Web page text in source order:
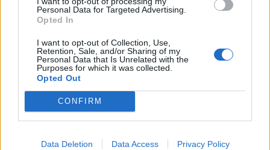
Personal Data for Targeted Advertising.
Opted In
I want to opt-out of Collection, Use,
Retention, Sale, and/or Sharing of my
Personal Data that Is Unrelated with the
Purposes for which it was collected.
Opted Out
CONFIRM
Data Deletion Data Access Privacy Policy
Οι δηλώσεις του δημάρχου Αθηναίων αναμένεται
να τροφοδοτήσουν τη συζήτηση που βρίσκεται σε
εξέλιξη στον χώρο της Κεντροαριστεράς και της
ευρύτερης προοδευτικής παράταξης σχετικά με τις
πιθανές πολιτικές συνεργασίες ενόψει των
επόμενων εθνικών εκλογών.
Δείτε περισσότερα άρθρα μας στα αποτελέσματα